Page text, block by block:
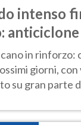
intenso
in rinforzo:
giorni,
su gran parte